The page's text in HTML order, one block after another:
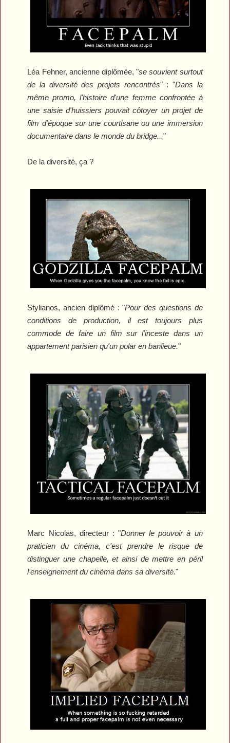
Léa Fehner, ancienne diplômée, "se souvient surtout
de la diversité des projets rencontrés": "Dans la
même promo, l'histoire d'une femme confrontée à
une saisie d'huissiers pouvait côtoyer un projet de
film d'époque sur une courtisane ou une immersion
documentaire dans le monde du bridge..."
De la diversité, ça ?
Stylianos, ancien diplômé :"Pour des questions de
conditions de production, il est toujours plus
commode de faire un film sur l'inceste dans un
appartement parisien qu'un polar en banlieue."
Marc Nicolas, directeur : "Donner le pouvoir à un
praticien du cinéma, c'est prendre le risque de
distinguer une chapelle, et ainsi de mettre en péril
l'enseignement du cinéma dans sa diversité."